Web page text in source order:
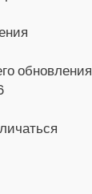
обновления